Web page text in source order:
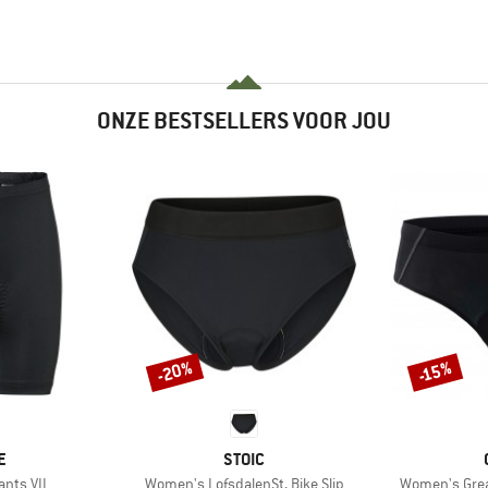
ONZE BESTSELLERS VOOR JOU
VII
MERK
STOIC
Artikel
Women's LofsdalenSt. Bike Slip
Korting
-20%
Artikel
Women's
Korting
-15%